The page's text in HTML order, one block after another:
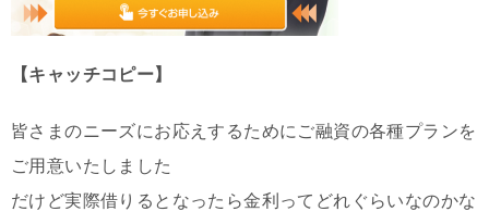
【キャッチコピー】
皆さまのニーズにお応えするためにご融資の各種プランを
ご用意いたしました
だけど実際借りるとなったら金利ってどれぐらいなのかな